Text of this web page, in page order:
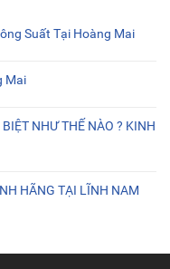
Suất Tại Hoàng Mai
Mai
NHƯ THẾ NÀO ? KINH
HÃNG TẠI LĨNH NAM